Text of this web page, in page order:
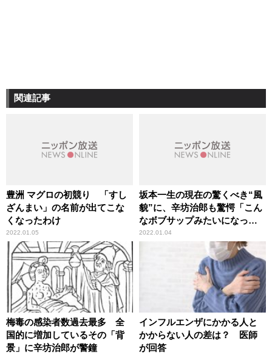
関連記事
豊洲 マグロの初競り 「すし
ざんまい」の名前が出てこな
くなったわけ
2022.01.05
坂本一生の現在の驚くべき“風
貌”に、辛坊治郎も驚愕「こん
なボブサップみたいになって
いるとは」
2022.01.04
梅毒の感染者数過去最多 全
国的に増加しているその「背
景」に辛坊治郎が警鐘
インフルエンザにかかる人と
かからない人の差は？ 医師
が回答